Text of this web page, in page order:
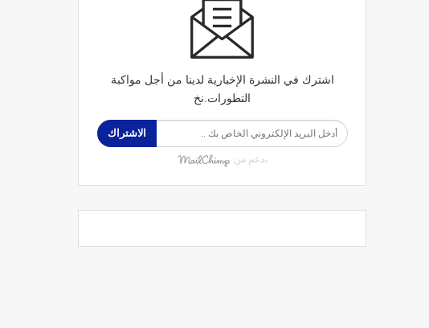
اشترك في النشرة الإخبارية لدينا من أجل مواكبة
التطورات.نخ
الاشتراك
بدعم من